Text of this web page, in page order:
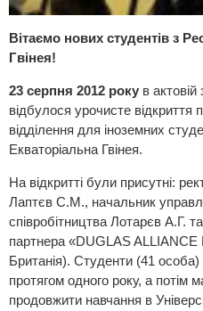
Вітаємо нових студентів з
Гвінея!
23 серпня 2012 року в
відбулося урочисте відкриття
відділення для іноземних
Екваторіальна Гвінея.
На відкритті були присутні:
Лаптєв С.М., начальник
співробітництва Лотарєв А.Г.
партнера «DUGLAS
Британія). Студенти (41
протягом одного року, а потім
продовжити навчання в